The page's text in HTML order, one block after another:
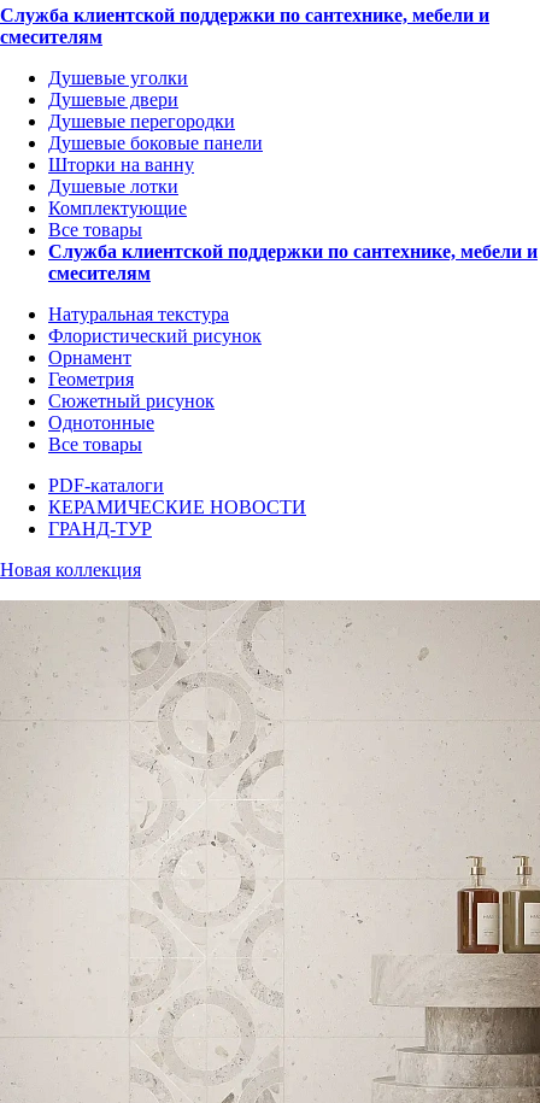
Служба клиентской поддержки по сантехнике, мебели и
смесителям
Душевые уголки
Душевые двери
Душевые перегородки
Душевые боковые панели
Шторки на ванну
Душевые лотки
Комплектующие
Все товары
Служба клиентской поддержки по сантехнике, мебели и
смесителям
Натуральная текстура
Флористический рисунок
Орнамент
Геометрия
Сюжетный рисунок
Однотонные
Все товары
PDF-каталоги
КЕРАМИЧЕСКИЕ НОВОСТИ
ГРАНД-ТУР
Новая коллекция